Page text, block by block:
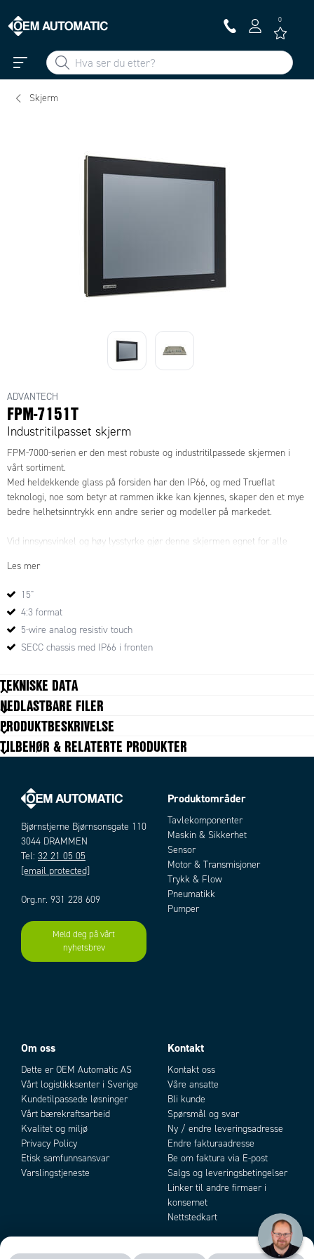
0
Skjerm
ADVANTECH
FPM-7151T
Industritilpasset skjerm
FPM-7000-serien er den mest robuste og industritilpassede skjermen i
vårt sortiment.
Med heldekkende glass på forsiden har den IP66, og med Trueflat
teknologi, noe som betyr at rammen ikke kan kjennes, skaper den et mye
bedre helhetsinntrykk enn andre serier og modeller på markedet.
Vid innsynsvinkel og høy lysstyrke gjør denne skjermen egnet for alle
Les mer
15"
4:3 format
5-wire analog resistiv touch
SECC chassis med IP66 i fronten
TEKNISKE DATA
MONITOR
Størrelse display
Skjermoppløsning 1024x768
Touchscreen 5-wire analog resistiv touch
16,7
Bakgrundsbelysning LED LCD
Luminans 400 cd/m²
Kontrast 700:1
I/O-porter - COM-port RS-232
GENERELL DATA
IP-klasse
Tykkelse fronpanel 7 mm
Vekt 4,2 kg
Effektforbruk 15 W
Driftspenning 24 V DC
Temperaturområde fra -20 °C
Temperaturområde til 60 °C
Oppbevaringstemperatur fra -30 °C
70 °C
10-90% RH @40°C
Vifteløs design
Montering Panel/Vegg/VESA
NEDLASTBARE FILER
PRODUKTBESKRIVELSE
TILBEHØR & RELATERTE PRODUKTER
Bjørnstjerne Bjørnsonsgate 110
3044 DRAMMEN
Tel: 32 21 05 05
[email protected]
Org.nr. 931 228 609
Meld deg på vårt
nyhetsbrev
Produktområder
Tavlekomponenter
Maskin & Sikkerhet
Sensor
Motor & Transmisjoner
Trykk & Flow
Pneumatikk
Pumper
Om oss
Dette er OEM Automatic AS
Vårt logistikksenter i Sverige
Kundetilpassede løsninger
Vårt bærekraftsarbeid
Kvalitet og miljø
Privacy Policy
Etisk samfunnsansvar
Varslingstjeneste
Kontakt
Kontakt oss
Våre ansatte
Bli kunde
Spørsmål og svar
Ny / endre leveringsadresse
Endre fakturaadresse
Be om faktura via E-post
Salgs og leveringsbetingelser
Linker til andre firmaer i
konsernet
Nettstedkart